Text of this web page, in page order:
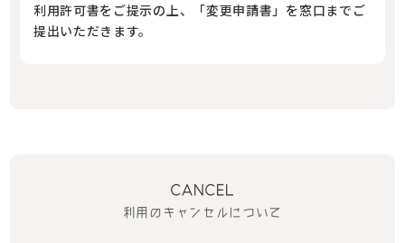
利用許可書をご提示の上、「変更申請書」を窓口までご
提出いただきます。
CANCEL
利用のキャンセルについて